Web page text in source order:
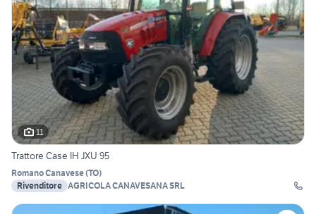
11
Trattore Case IH JXU 95
Romano Canavese(TO)
Rivenditore AGRICOLA CANAVESANA SRL